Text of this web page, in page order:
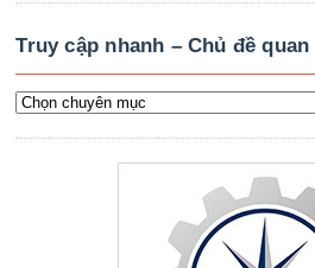
Truy cập nhanh – Chủ đề quan